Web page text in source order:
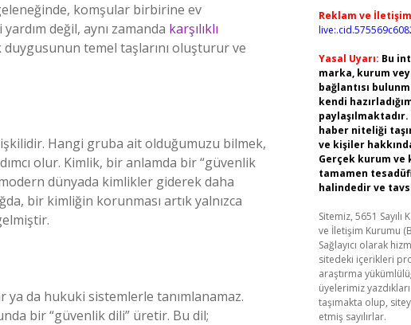
komşular birbirine ev
değil, aynı zamanda karşılıklı
temel taşlarını oluşturur ve
Hangi gruba ait olduğumuzu bilmek,
olur. Kimlik, bir anlamda bir “güvenlik
dünyada kimlikler giderek daha
bir kimliğin korunması artık yalnızca
da hukuki sistemlerle tanımlanamaz.
bir “güvenlik dili” üretir. Bu dil;
Reklam ve
Yasal Uyarı: Bu
marka, kurum
bağlantısı
kendi
haber niteliği
ve kişiler
Gerçek kurum
tamamen
halindedir ve
Sitemiz, 5651
ve İletişim Kurumu
Sağlayıcı olarak
sitedeki içerikleri
araştırma
üyelerimiz
taşımakta olup,
etmiş sayılırlar.